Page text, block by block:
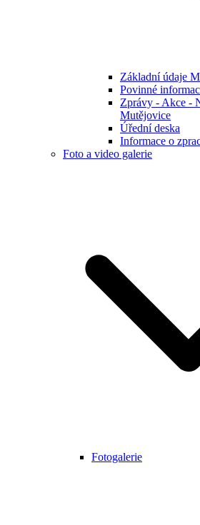
Základní údaje
Povinné
Zprávy - Akce -
Mutějovice
Úřední deska
Informace o
Foto a video galerie
Fotogalerie